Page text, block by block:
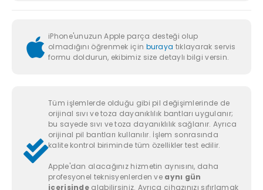
iPhone'unuzun Apple parça desteği olup
olmadığını öğrenmek için buraya tıklayarak servis
formu doldurun, ekibimiz size detaylı bilgi versin.
Tüm işlemlerde olduğu gibi pil değişimlerinde de
orijinal sıvı ve toza dayanıklılık bantları uygulanır;
bu sayede sıvı ve toza dayanıklılık sağlanır. Ayrıca
orijinal pil bantları kullanılır. İşlem sonrasında
kalite kontrol biriminde tüm özellikler test edilir.
Apple'dan alacağınız hizmetin aynısını, daha
profesyonel teknisyenlerden ve aynı gün
içerisinde alabilirsiniz. Ayrıca cihazınızı sıfırlamak